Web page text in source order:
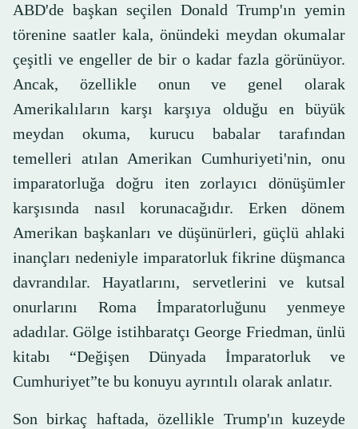
ABD'de başkan seçilen Donald Trump'ın yemin
törenine saatler kala, önündeki meydan okumalar
çeşitli ve engeller de bir o kadar fazla görünüyor.
Ancak, özellikle onun ve genel olarak
Amerikalıların karşı karşıya olduğu en büyük
meydan okuma, kurucu babalar tarafından
temelleri atılan Amerikan Cumhuriyeti'nin, onu
imparatorluğa doğru iten zorlayıcı dönüşümler
karşısında nasıl korunacağıdır. Erken dönem
Amerikan başkanları ve düşünürleri, güçlü ahlaki
inançları nedeniyle imparatorluk fikrine düşmanca
davrandılar. Hayatlarını, servetlerini ve kutsal
onurlarını Roma İmparatorluğunu yenmeye
adadılar. Gölge istihbaratçı George Friedman, ünlü
kitabı “Değişen Dünyada İmparatorluk ve
Cumhuriyet”te bu konuyu ayrıntılı olarak anlatır.
Son birkaç haftada, özellikle Trump'ın kuzeyde